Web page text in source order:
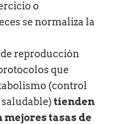
o
se normaliza la
reproducción
que
(control
saludable)tienden
mejores tasas de